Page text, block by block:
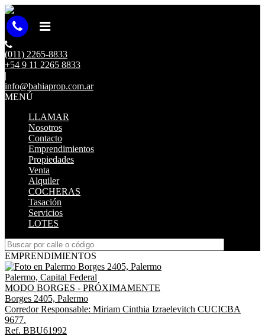
(011) 2265-8833
+54 9 11 2265 8833
|
info@bahiaprop.com.ar
MENÚ
LLAMAR
Nosotros
Contacto
Emprendimientos
Propiedades
Venta
Alquiler
COCHERAS
Tasación
Servicios
LOTES
EMPRENDIMIENTOS
Palermo, Capital Federal
MODO BORGES - PRÓXIMAMENTE
Borges 2405, Palermo
Corredor Responsable: Miriam Cinthia Izraelevitch CUCICBA
9677.
Ref. BBU61992